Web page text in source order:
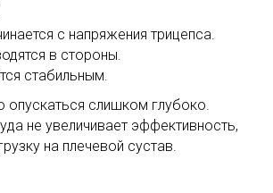
с напряжения трицепса.
в стороны.
стабильным.
опускаться слишком глубоко.
не увеличивает эффективность,
на плечевой сустав.